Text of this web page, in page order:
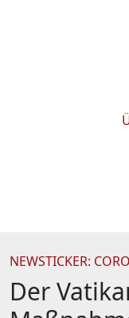
NEWSTICKER:
Der